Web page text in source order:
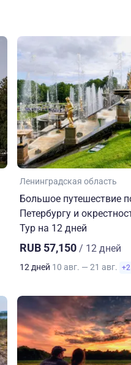
Ленинградская область
Большое путешествие
Петербургу и
Тур на 12 дней
RUB 57,150 / 12 дней
12 дней 10 авг. — 21 авг. +2